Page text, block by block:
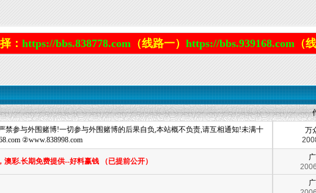
： https://bbs.838778.com（线路一） https://bbs.939168.com（
禁参与外围赌博!一切参与外围赌博的后果自负,本站概不负责,请互相通知!未满十
②www.838998.com
万
彩.长期免费提供--好料赢钱 （已提前公开）